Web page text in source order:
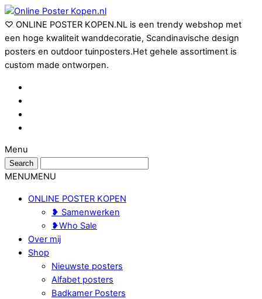
♡ ONLINE POSTER KOPEN.NL is een trendy webshop met
een hoge kwaliteit wanddecoratie, Scandinavische design
posters en outdoor tuinposters.Het gehele assortiment is
custom made ontworpen.
Menu
MENUMENU
ONLINE POSTER KOPEN
❥ Samenwerken
❥Who Sale
Over mij
Shop
Nieuwste posters
Alfabet posters
Badkamer Posters